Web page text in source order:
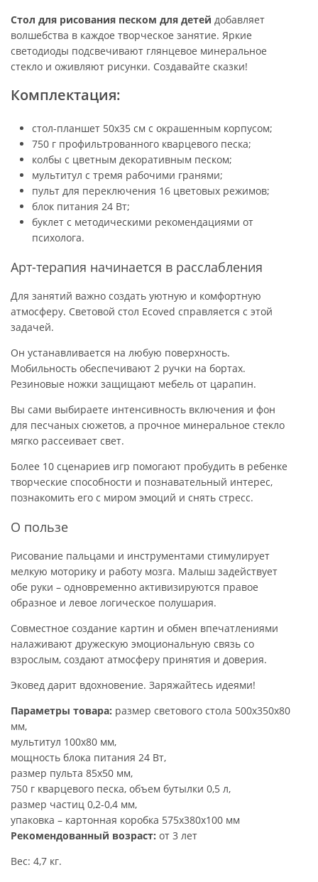
Стол для рисования песком для детей добавляет
волшебства в каждое творческое занятие. Яркие
светодиоды подсвечивают глянцевое минеральное
стекло и оживляют рисунки. Создавайте сказки!
Комплектация:
стол-планшет 50х35 см с окрашенным корпусом;
750 г профильтрованного кварцевого песка;
колбы с цветным декоративным песком;
мультитул с тремя рабочими гранями;
пульт для переключения 16 цветовых режимов;
блок питания 24 Вт;
буклет с методическими рекомендациями от
психолога.
Арт-терапия начинается в расслабления
Для занятий важно создать уютную и комфортную
атмосферу. Световой стол Ecoved справляется с этой
задачей.
Он устанавливается на любую поверхность.
Мобильность обеспечивают 2 ручки на бортах.
Резиновые ножки защищают мебель от царапин.
Вы сами выбираете интенсивность включения и фон
для песчаных сюжетов, а прочное минеральное стекло
мягко рассеивает свет.
Более 10 сценариев игр помогают пробудить в ребенке
творческие способности и познавательный интерес,
познакомить его с миром эмоций и снять стресс.
О пользе
Рисование пальцами и инструментами стимулирует
мелкую моторику и работу мозга. Малыш задействует
обе руки – одновременно активизируются правое
образное и левое логическое полушария.
Совместное создание картин и обмен впечатлениями
налаживают дружескую эмоциональную связь со
взрослым, создают атмосферу принятия и доверия.
Эковед дарит вдохновение. Заряжайтесь идеями!
Параметры товара: размер светового стола 500х350х80
мм,
мультитул 100х80 мм,
мощность блока питания 24 Вт,
размер пульта 85х50 мм,
750 г кварцевого песка, объем бутылки 0,5 л,
размер частиц 0,2-0,4 мм,
упаковка – картонная коробка 575х380х100 мм
Рекомендованный возраст: от 3 лет
Вес: 4,7 кг.